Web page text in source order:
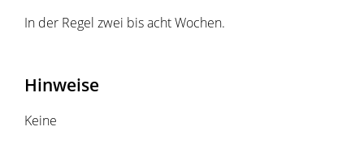
In der Regel zwei bis acht Wochen.
Hinweise
Keine